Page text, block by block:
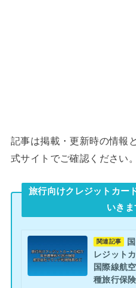
記事は掲載・更新時の情報
式サイトでご確認ください。
旅行向けクレジットカー
いきま
関連記事
レジット
国際線航
種旅行保